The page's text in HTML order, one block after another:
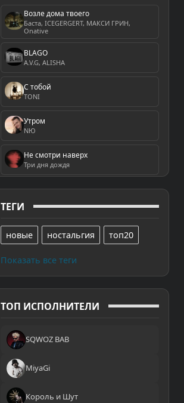
Возле дома твоего
Баста, ICEGERGERT, МАКСИ ГРИН,
Onative
BLAGO
A.V.G, ALISHA
С тобой
TONI
Утром
NЮ
Не смотри наверх
Три дня дождя
ТЕГИ
новые ностальгия топ20
Показать все теги
ТОП ИСПОЛНИТЕЛИ
SQWOZ BAB
MiyaGi
Король и Шут